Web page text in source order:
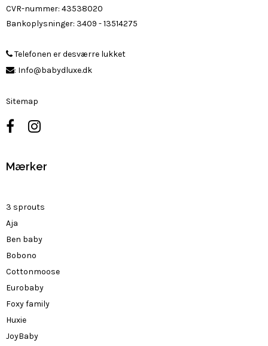
CVR-nummer: 43538020
Bankoplysninger: 3409 - 13514275
Telefonen er desværre lukket
: Info@babydluxe.dk
Sitemap
Mærker
3 sprouts
Aja
Ben baby
Bobono
Cottonmoose
Eurobaby
Foxy family
Huxie
JoyBaby